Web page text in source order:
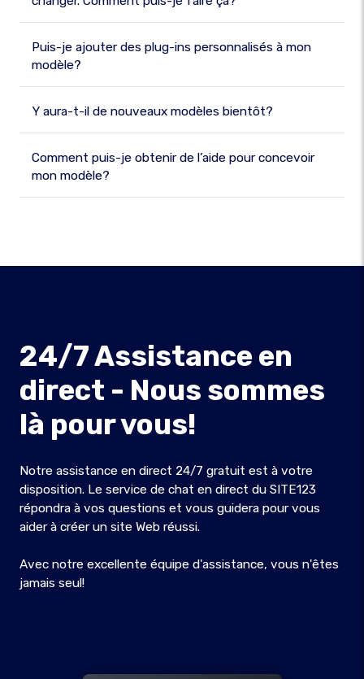
Puis-je ajouter des plug-ins personnalisés à mon
modèle?
Y aura-t-il de nouveaux modèles bientôt?
Comment puis-je obtenir de l’aide pour concevoir
mon modèle?
24/7 Assistance en
direct - Nous sommes
là pour vous!
Notre assistance en direct 24/7 gratuit est à votre
disposition. Le service de chat en direct du SITE123
répondra à vos questions et vous guidera pour vous
aider à créer un site Web réussi.
Avec notre excellente équipe d'assistance, vous n'êtes
jamais seul!